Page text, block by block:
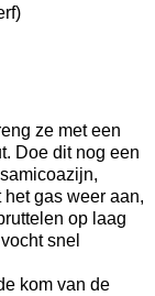
ze met een
Doe dit nog een
gas weer aan,
op laag
snel
kom van de